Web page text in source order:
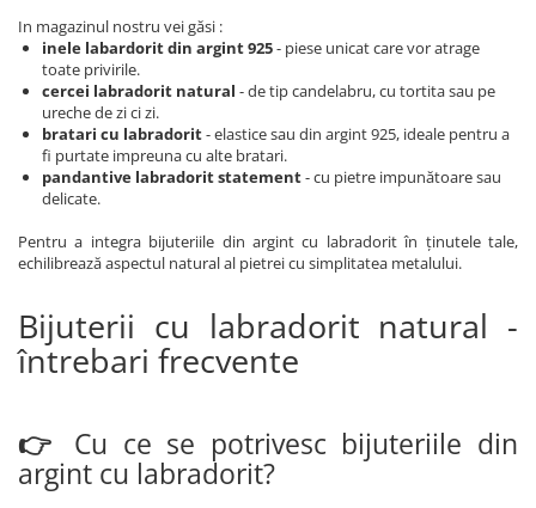
In magazinul nostru vei găsi :
inele labardorit din argint 925- piese unicat care vor atrage
toate privirile.
cercei labradorit natural - de tip candelabru, cu tortita sau pe
ureche de zi ci zi.
bratari cu labradorit- elastice sau din argint 925, ideale pentru a
fi purtate impreuna cu alte bratari.
pandantive labradorit statement- cu pietre impunătoare sau
delicate.
Pentru a integra bijuteriile din argint cu labradorit în ținutele tale,
echilibrează aspectul natural al pietrei cu simplitatea metalului.
Bijuterii cu labradorit natural -
întrebari frecvente
👉 Cu ce se potrivesc bijuteriile din
argint cu labradorit?